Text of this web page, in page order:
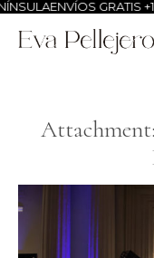
ENVÍOS GRATIS